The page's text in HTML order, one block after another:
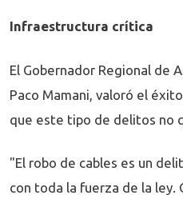
Infraestructura crítica
El Gobernador Regional de
Paco Mamani, valoró el
que este tipo de delitos no
"El robo de cables es un
con toda la fuerza de la ley.